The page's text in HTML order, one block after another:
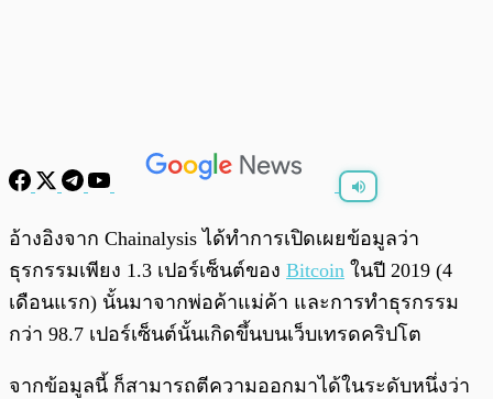
/
อ้างอิงจาก Chainalysis ได้ทำการเปิดเผยข้อมูลว่า
ธุรกรรมเพียง 1.3 เปอร์เซ็นต์ของ Bitcoin ในปี 2019 (4
เดือนแรก) นั้นมาจากพ่อค้าแม่ค้า และการทำธุรกรรม
กว่า 98.7 เปอร์เซ็นต์นั้นเกิดขึ้นบนเว็บเทรดคริปโต
จากข้อมูลนี้ ก็สามารถตีความออกมาได้ในระดับหนึ่งว่า